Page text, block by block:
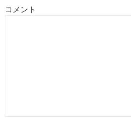
コメント